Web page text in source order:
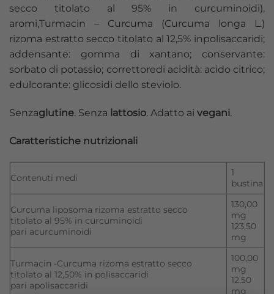
secco titolato al 95% in curcuminoidi),
aromi,Turmacin – Curcuma (Curcuma longa L.)
rizoma estratto secco titolato al 12,5% inpolisaccaridi;
addensante: gomma di xantano; conservante:
sorbato di potassio; correttoredi acidità: acido citrico;
edulcorante: glicosidi dello steviolo.
Senzaglutine. Senza lattosio. Adatto ai vegani.
Caratteristiche nutrizionali
Contenuti medi
1
bustina
Curcuma liposoma rizoma estratto secco
titolato al 95% in curcuminoidi
pari acurcuminoidi
130,00
mg
123,50
mg
Turmacin -Curcuma rizoma estratto secco
titolato al 12,50% in polisaccaridi
pari apolisaccaridi
100,00
mg
12,50
mg